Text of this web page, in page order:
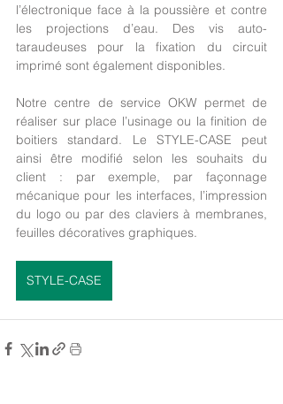
l’électronique face à la poussière et contre
les projections d’eau. Des vis auto-
taraudeuses pour la fixation du circuit
imprimé sont également disponibles.
Notre centre de service OKW permet de
réaliser sur place l’usinage ou la finition de
boitiers standard. Le STYLE-CASE peut
ainsi être modifié selon les souhaits du
client : par exemple, par façonnage
mécanique pour les interfaces, l’impression
du logo ou par des claviers à membranes,
feuilles décoratives graphiques.
STYLE-CASE